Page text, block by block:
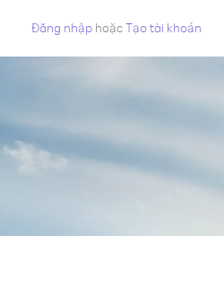
Đăng nhập hoặcTạo tài khoản